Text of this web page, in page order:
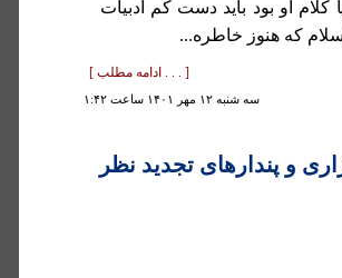
کلام او بود بايد دست کم ادبيات
که هنوز خاطره...
[ . . . ادامه مطلب ]
سه شنبه ۱۲ مهر ۱۴۰۱ ساعت ۱:۴۲
و پندارهای تجديد نظر